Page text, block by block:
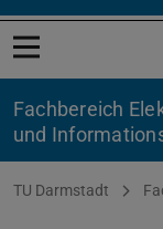
Menü öffnen
Fachbereich
und
Sie befinden sich
TU Darmstadt